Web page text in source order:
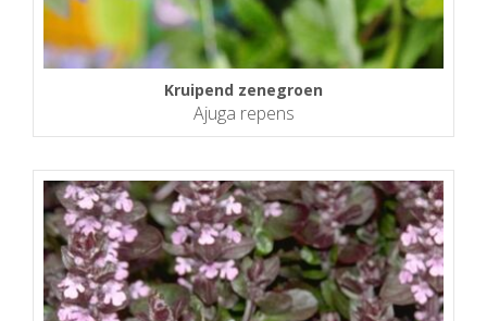
Kruipend zenegroen
Ajuga repens